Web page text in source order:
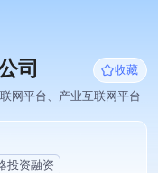
司
收藏
网平台、产业互联网平台
投资融资